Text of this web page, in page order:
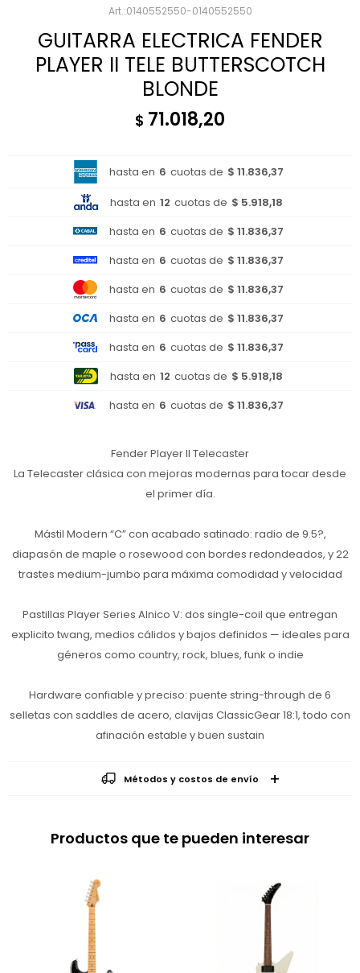
0140552550-0140552550
GUITARRA ELECTRICA FENDER
PLAYER II TELE BUTTERSCOTCH
BLONDE
$ 71.018,20
hasta en 6 cuotas de $ 11.836,37
hasta en 12 cuotas de $ 5.918,18
hasta en 6 cuotas de $ 11.836,37
hasta en 6 cuotas de $ 11.836,37
hasta en 6 cuotas de $ 11.836,37
hasta en 6 cuotas de $ 11.836,37
hasta en 6 cuotas de $ 11.836,37
hasta en 12 cuotas de $ 5.918,18
hasta en 6 cuotas de $ 11.836,37
Fender Player II Telecaster
La Telecaster clásica con mejoras modernas para tocar desde
el primer día.
Mástil Modern “C” con acabado satinado: radio de 9.5?,
diapasón de maple o rosewood con bordes redondeados, y 22
trastes medium-jumbo para máxima comodidad y velocidad
Pastillas Player Series Alnico V: dos single-coil que entregan
explicito twang, medios cálidos y bajos definidos — ideales para
géneros como country, rock, blues, funk o indie
Hardware confiable y preciso: puente string-through de 6
selletas con saddles de acero, clavijas ClassicGear 18:1, todo con
afinación estable y buen sustain
Métodos y costos de envío
Productos que te pueden interesar